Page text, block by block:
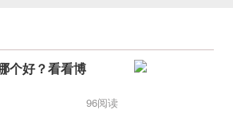
个好？看看博
96阅读